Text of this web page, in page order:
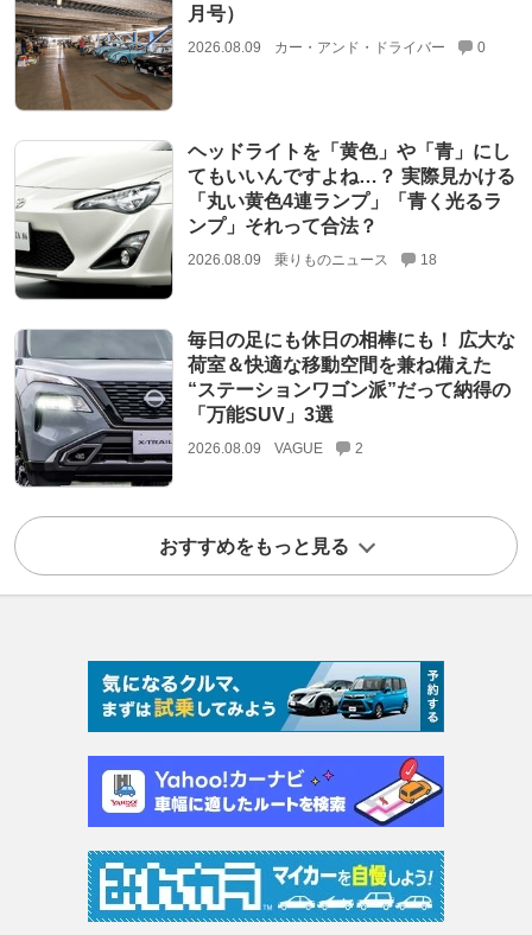
月号）
2026.08.09 カー・アンド・ドライバー 0
ヘッドライトを「黄色」や「青」にし
てもいいんですよね…？ 実際見かける
「丸い黄色4連ランプ」「青く光るラ
ンプ」それって合法？
2026.08.09 乗りものニュース 18
毎日の足にも休日の相棒にも！ 広大な
荷室＆快適な移動空間を兼ね備えた
“ステーションワゴン派”だって納得の
「万能SUV」3選
2026.08.09 VAGUE 2
おすすめをもっと見る